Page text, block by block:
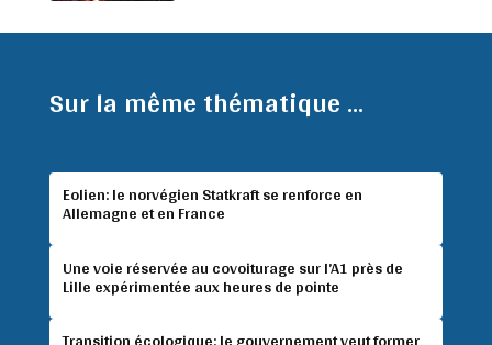
Sur la même thématique ...
Eolien: le norvégien Statkraft se renforce en
Allemagne et en France
Une voie réservée au covoiturage sur l’A1 près de
Lille expérimentée aux heures de pointe